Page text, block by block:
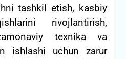
tashkil etish, kasbiy
rivojlantirish,
texnika va
ishlashi uchun zarur